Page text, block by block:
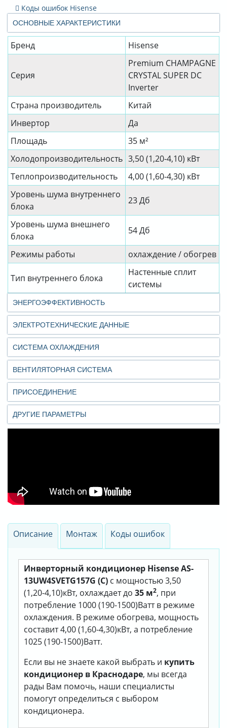
ОСНОВНЫЕ ХАРАКТЕРИСТИКИ
Бренд Hisense
Серия
Premium CHAMPAGNE
CRYSTAL SUPER DC
Inverter
Страна производитель
Китай
Инвертор
Да
Площадь
35 м²
Холодопроизводительность 3,50 (1,20-4,10) кВт
Теплопроизводительность
4,00 (1,60-4,30) кВт
Уровень шума внутреннего
блока
23 Дб
Уровень шума внешнего
блока
54 Дб
Режимы работы охлаждение / обогрев
Тип внутреннего блока
Настенные сплит
системы
ЭНЕРГОЭФФЕКТИВНОСТЬ
ЭЛЕКТРОТЕХНИЧЕСКИЕ ДАННЫЕ
СИСТЕМА ОХЛАЖДЕНИЯ
ВЕНТИЛЯТОРНАЯ СИСТЕМА
ПРИСОЕДИНЕНИЕ
ДРУГИЕ ПАРАМЕТРЫ
Коды ошибок Hisense
Описание Монтаж Коды ошибок
Инверторный кондиционер Hisense AS-
13UW4SVETG157G (C) с мощностью 3,50
(1,20-4,10)кВт, охлаждает до 35 м2, при
потребление 1000 (190-1500)Ватт в режиме
охлаждения. В режиме обогрева, мощность
составит 4,00 (1,60-4,30)кВт, а потребление
1025 (190-1500)Ватт.
Если вы не знаете какой выбрать и купить
кондиционер в Краснодаре, мы всегда
рады Вам помочь, наши специалисты
помогут определиться с выбором
кондиционера.